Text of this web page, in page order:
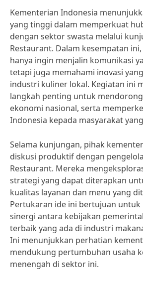
Kementerian Indonesia
yang tinggi dalam memperkuat
dengan sektor swasta melalui
Restaurant. Dalam kesempatan
hanya ingin menjalin komunikasi
tetapi juga memahami inovasi
industri kuliner lokal. Kegiatan ini
langkah penting untuk
ekonomi nasional, serta
Indonesia kepada masyarakat
Selama kunjungan, pihak
diskusi produktif dengan
Restaurant. Mereka
strategi yang dapat diterapkan
kualitas layanan dan menu yang
Pertukaran ide ini bertujuan untuk
sinergi antara kebijakan
terbaik yang ada di industri
Ini menunjukkan perhatian
mendukung pertumbuhan usaha
menengah di sektor ini.